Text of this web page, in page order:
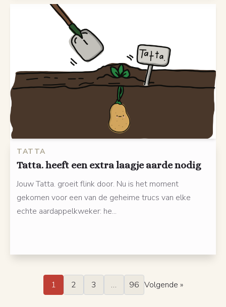
TATTA
Tatta. heeft een extra laagje aarde nodig
Jouw Tatta. groeit flink door. Nu is het moment
gekomen voor een van de geheime trucs van elke
echte aardappelkweker: he...
1 2 3 … 96 Volgende »